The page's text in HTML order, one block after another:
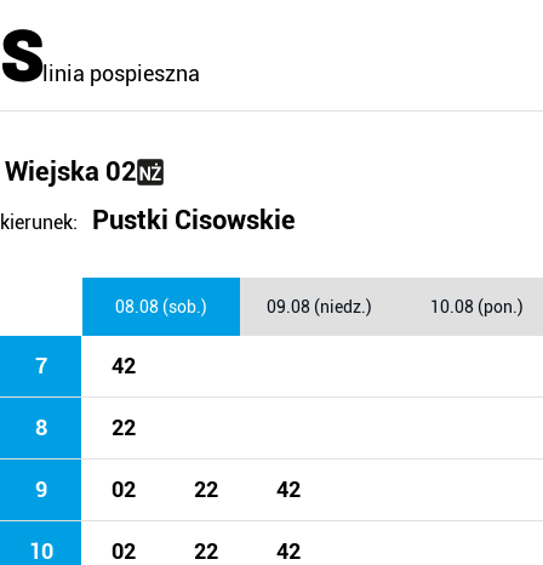
Slinia pospieszna
Wiejska 02
kierunek: Pustki Cisowskie
08.08 (sob.) 09.08 (niedz.) 10.08 (pon.)
7 42
8 22
9 02 22 42
10 02 22 42